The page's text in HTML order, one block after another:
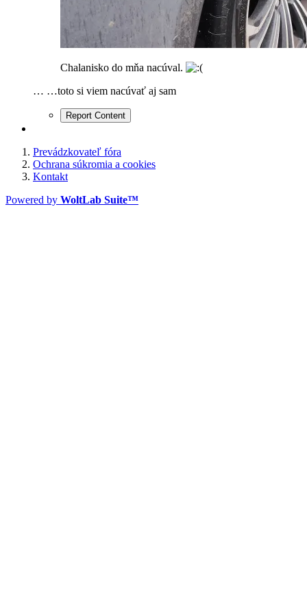
Chalanisko do mňa nacúval.
… …toto si viem nacúvať aj sam
Report Content
Prevádzkovateľ fóra
Ochrana súkromia a cookies
Kontakt
Powered by WoltLab Suite™